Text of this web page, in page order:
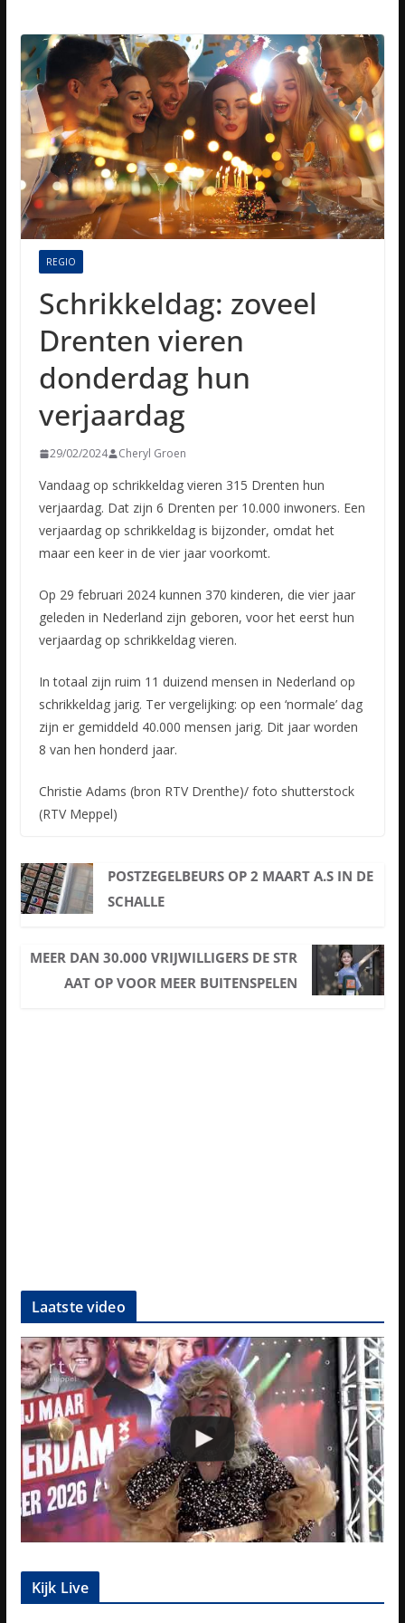
REGIO
Schrikkeldag: zoveel
Drenten vieren
donderdag hun
verjaardag
29/02/2024 Cheryl Groen
Vandaag op schrikkeldag vieren 315 Drenten hun
verjaardag. Dat zijn 6 Drenten per 10.000 inwoners. Een
verjaardag op schrikkeldag is bijzonder, omdat het
maar een keer in de vier jaar voorkomt.
Op 29 februari 2024 kunnen 370 kinderen, die vier jaar
geleden in Nederland zijn geboren, voor het eerst hun
verjaardag op schrikkeldag vieren.
In totaal zijn ruim 11 duizend mensen in Nederland op
schrikkeldag jarig. Ter vergelijking: op een ‘normale’ dag
zijn er gemiddeld 40.000 mensen jarig. Dit jaar worden
8 van hen honderd jaar.
Christie Adams (bron RTV Drenthe)/ foto shutterstock
(RTV Meppel)
POSTZEGELBEURS OP 2 MAART A.S IN DE
SCHALLE
MEER DAN 30.000 VRIJWILLIGERS DE STR
AAT OP VOOR MEER BUITENSPELEN
Laatste video
Kijk Live